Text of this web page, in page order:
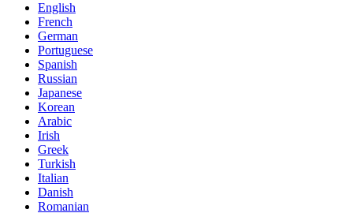
English
French
German
Portuguese
Spanish
Russian
Japanese
Korean
Arabic
Irish
Greek
Turkish
Italian
Danish
Romanian